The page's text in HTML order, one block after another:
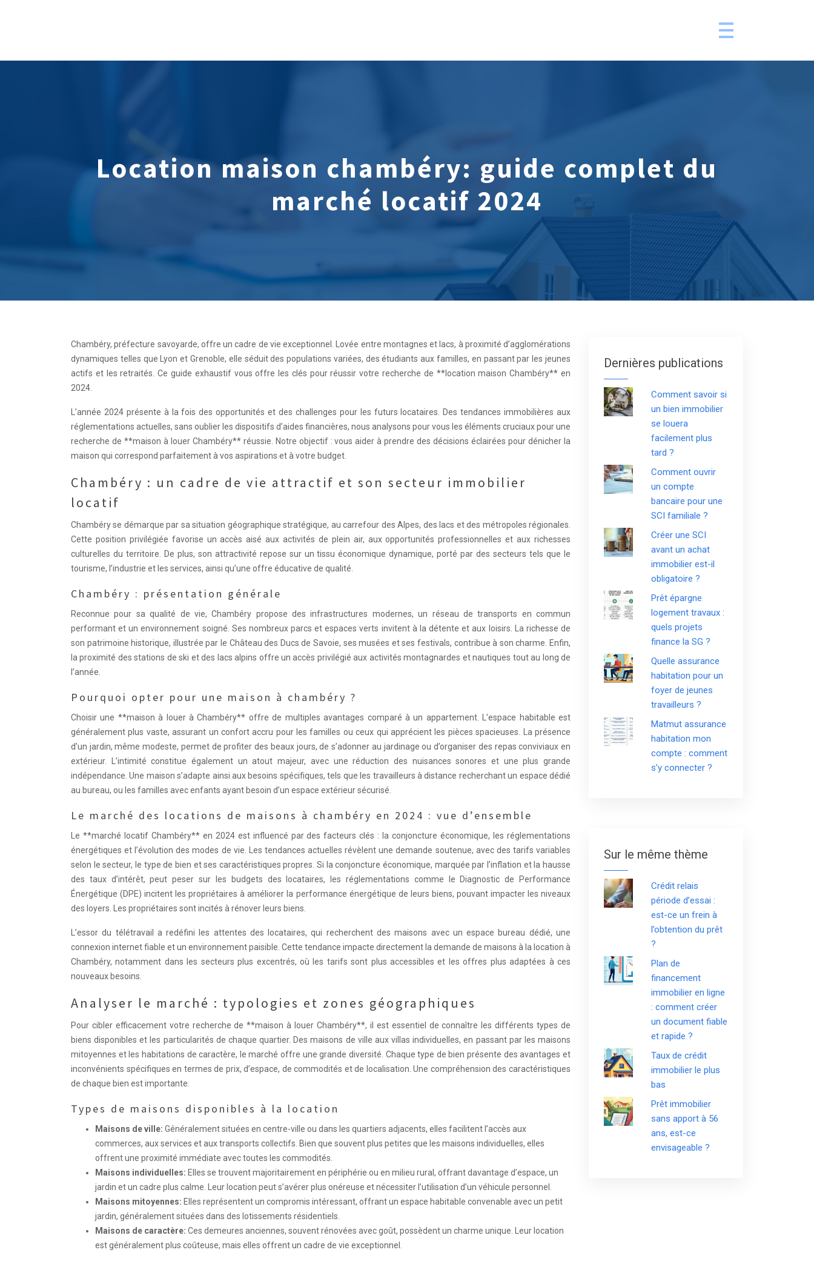
Location maison chambéry: guide complet du
marché locatif 2024
Chambéry, préfecture savoyarde, offre un cadre de vie exceptionnel. Lovée entre montagnes et lacs, à proximité d’agglomérations
dynamiques telles que Lyon et Grenoble, elle séduit des populations variées, des étudiants aux familles, en passant par les jeunes
actifs et les retraités. Ce guide exhaustif vous offre les clés pour réussir votre recherche de **location maison Chambéry** en
2024.
L’année 2024 présente à la fois des opportunités et des challenges pour les futurs locataires. Des tendances immobilières aux
réglementations actuelles, sans oublier les dispositifs d’aides financières, nous analysons pour vous les éléments cruciaux pour une
recherche de **maison à louer Chambéry** réussie. Notre objectif : vous aider à prendre des décisions éclairées pour dénicher la
maison qui correspond parfaitement à vos aspirations et à votre budget.
Chambéry : un cadre de vie attractif et son secteur immobilier
locatif
Chambéry se démarque par sa situation géographique stratégique, au carrefour des Alpes, des lacs et des métropoles régionales.
Cette position privilégiée favorise un accès aisé aux activités de plein air, aux opportunités professionnelles et aux richesses
culturelles du territoire. De plus, son attractivité repose sur un tissu économique dynamique, porté par des secteurs tels que le
tourisme, l’industrie et les services, ainsi qu’une offre éducative de qualité.
Chambéry : présentation générale
Reconnue pour sa qualité de vie, Chambéry propose des infrastructures modernes, un réseau de transports en commun
performant et un environnement soigné. Ses nombreux parcs et espaces verts invitent à la détente et aux loisirs. La richesse de
son patrimoine historique, illustrée par le Château des Ducs de Savoie, ses musées et ses festivals, contribue à son charme. Enfin,
la proximité des stations de ski et des lacs alpins offre un accès privilégié aux activités montagnardes et nautiques tout au long de
l’année.
Pourquoi opter pour une maison à chambéry ?
Choisir une **maison à louer à Chambéry** offre de multiples avantages comparé à un appartement. L’espace habitable est
généralement plus vaste, assurant un confort accru pour les familles ou ceux qui apprécient les pièces spacieuses. La présence
d’un jardin, même modeste, permet de profiter des beaux jours, de s’adonner au jardinage ou d’organiser des repas conviviaux en
extérieur. L’intimité constitue également un atout majeur, avec une réduction des nuisances sonores et une plus grande
indépendance. Une maison s’adapte ainsi aux besoins spécifiques, tels que les travailleurs à distance recherchant un espace dédié
au bureau, ou les familles avec enfants ayant besoin d’un espace extérieur sécurisé.
Le marché des locations de maisons à chambéry en 2024 : vue d’ensemble
Le **marché locatif Chambéry** en 2024 est influencé par des facteurs clés : la conjoncture économique, les réglementations
énergétiques et l’évolution des modes de vie. Les tendances actuelles révèlent une demande soutenue, avec des tarifs variables
selon le secteur, le type de bien et ses caractéristiques propres. Si la conjoncture économique, marquée par l’inflation et la hausse
des taux d’intérêt, peut peser sur les budgets des locataires, les réglementations comme le Diagnostic de Performance
Énergétique (DPE) incitent les propriétaires à améliorer la performance énergétique de leurs biens, pouvant impacter les niveaux
des loyers. Les propriétaires sont incités à rénover leurs biens.
L’essor du télétravail a redéfini les attentes des locataires, qui recherchent des maisons avec un espace bureau dédié, une
connexion internet fiable et un environnement paisible. Cette tendance impacte directement la demande de maisons à la location à
Chambéry, notamment dans les secteurs plus excentrés, où les tarifs sont plus accessibles et les offres plus adaptées à ces
nouveaux besoins.
Analyser le marché : typologies et zones géographiques
Pour cibler efficacement votre recherche de **maison à louer Chambéry**, il est essentiel de connaître les différents types de
biens disponibles et les particularités de chaque quartier. Des maisons de ville aux villas individuelles, en passant par les maisons
mitoyennes et les habitations de caractère, le marché offre une grande diversité. Chaque type de bien présente des avantages et
inconvénients spécifiques en termes de prix, d’espace, de commodités et de localisation. Une compréhension des caractéristiques
de chaque bien est importante.
Types de maisons disponibles à la location
Maisons de ville: Généralement situées en centre-ville ou dans les quartiers adjacents, elles facilitent l’accès aux
commerces, aux services et aux transports collectifs. Bien que souvent plus petites que les maisons individuelles, elles
offrent une proximité immédiate avec toutes les commodités.
Maisons individuelles: Elles se trouvent majoritairement en périphérie ou en milieu rural, offrant davantage d’espace, un
jardin et un cadre plus calme. Leur location peut s’avérer plus onéreuse et nécessiter l’utilisation d’un véhicule personnel.
Maisons mitoyennes: Elles représentent un compromis intéressant, offrant un espace habitable convenable avec un petit
jardin, généralement situées dans des lotissements résidentiels.
Maisons de caractère: Ces demeures anciennes, souvent rénovées avec goût, possèdent un charme unique. Leur location
est généralement plus coûteuse, mais elles offrent un cadre de vie exceptionnel.
Dernières publications
Comment savoir si
un bien immobilier
se louera
facilement plus
tard ?
Comment ouvrir
un compte
bancaire pour une
SCI familiale ?
Créer une SCI
avant un achat
immobilier est-il
obligatoire ?
Prêt épargne
logement travaux :
quels projets
finance la SG ?
Quelle assurance
habitation pour un
foyer de jeunes
travailleurs ?
Matmut assurance
habitation mon
compte : comment
s’y connecter ?
Sur le même thème
Crédit relais
période d’essai :
est-ce un frein à
l’obtention du prêt
?
Plan de
financement
immobilier en ligne
: comment créer
un document fiable
et rapide ?
Taux de crédit
immobilier le plus
bas
Prêt immobilier
sans apport à 56
ans, est-ce
envisageable ?